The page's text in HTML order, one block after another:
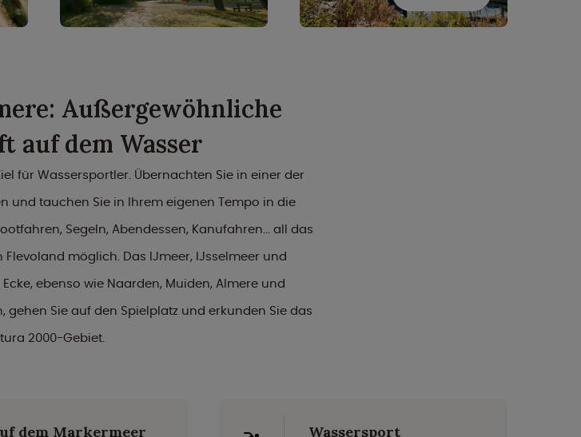
Außergewöhnliche
auf dem Wasser
für Wassersportler. Übernachten Sie in einer der
und tauchen Sie in Ihrem eigenen Tempo in die
Segeln, Abendessen, Kanufahren... all das
möglich. Das IJmeer, IJsselmeer und
ebenso wie Naarden, Muiden, Almere und
gehen Sie auf den Spielplatz und erkunden Sie das
2000-Gebiet.
dem Markermeer Wassersport